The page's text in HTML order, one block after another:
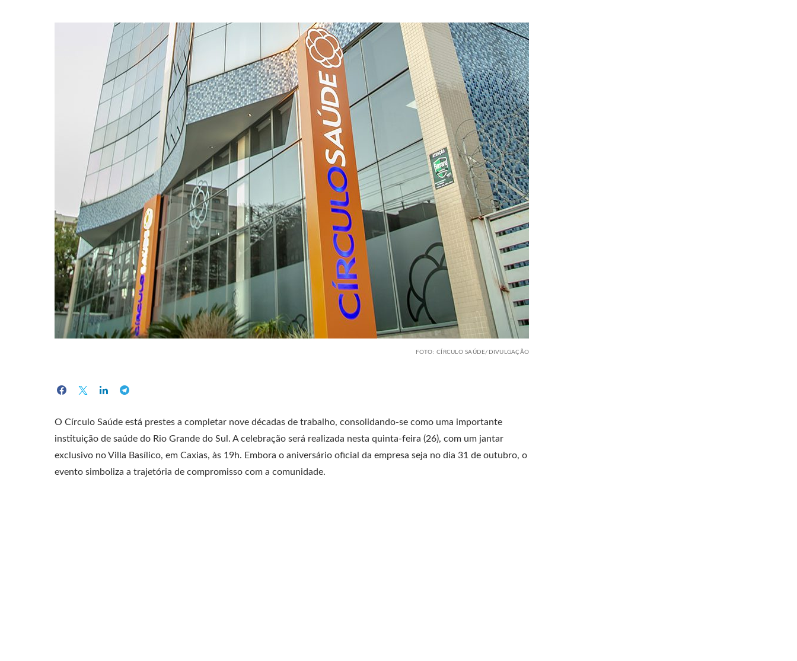
FOTO: CÍRCULO SAÚDE/DIVULGAÇÃO
O Círculo Saúde está prestes a completar nove décadas de trabalho, consolidando-se como uma importante
instituição de saúde do Rio Grande do Sul. A celebração será realizada nesta quinta-feira (26), com um jantar
exclusivo no Villa Basílico, em Caxias, às 19h. Embora o aniversário oficial da empresa seja no dia 31 de outubro, o
evento simboliza a trajetória de compromisso com a comunidade.